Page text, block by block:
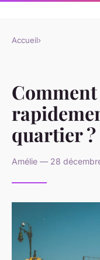
Accueil›
quartier ?
Amélie — 28